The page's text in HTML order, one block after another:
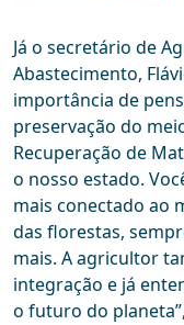
Já o secretário de
Abastecimento,
importância de
preservação do
Recuperação de
o nosso estado.
mais conectado ao
das florestas,
mais. A agricultor
integração e já
o futuro do